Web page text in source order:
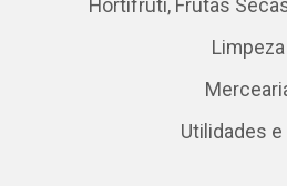
Hortifruti, Frutas
Limpeza
Utilidades e